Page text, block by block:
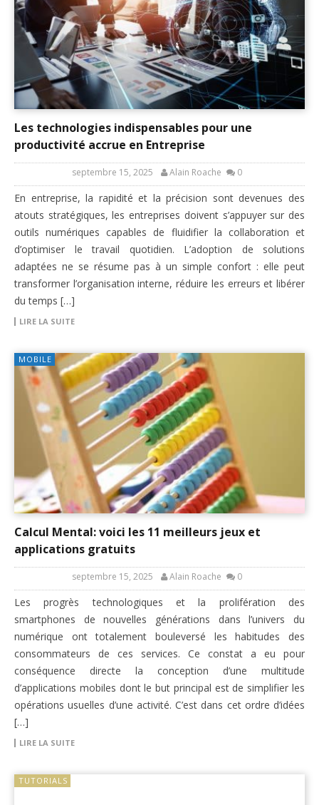
Les technologies indispensables pour une
productivité accrue en Entreprise
septembre 15, 2025 Alain Roache 0
En entreprise, la rapidité et la précision sont devenues des
atouts stratégiques, les entreprises doivent s’appuyer sur des
outils numériques capables de fluidifier la collaboration et
d’optimiser le travail quotidien. L’adoption de solutions
adaptées ne se résume pas à un simple confort : elle peut
transformer l’organisation interne, réduire les erreurs et libérer
du temps […]
LIRE LA SUITE
MOBILE
Calcul Mental: voici les 11 meilleurs jeux et
applications gratuits
septembre 15, 2025 Alain Roache 0
Les progrès technologiques et la prolifération des
smartphones de nouvelles générations dans l’univers du
numérique ont totalement bouleversé les habitudes des
consommateurs de ces services. Ce constat a eu pour
conséquence directe la conception d’une multitude
d’applications mobiles dont le but principal est de simplifier les
opérations usuelles d’une activité. C’est dans cet ordre d’idées
[…]
LIRE LA SUITE
TUTORIALS